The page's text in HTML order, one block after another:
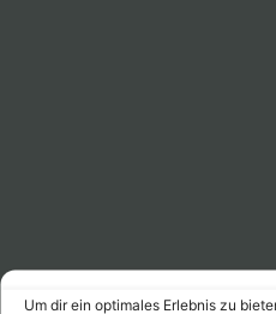
Um dir ein optimales Erlebnis zu